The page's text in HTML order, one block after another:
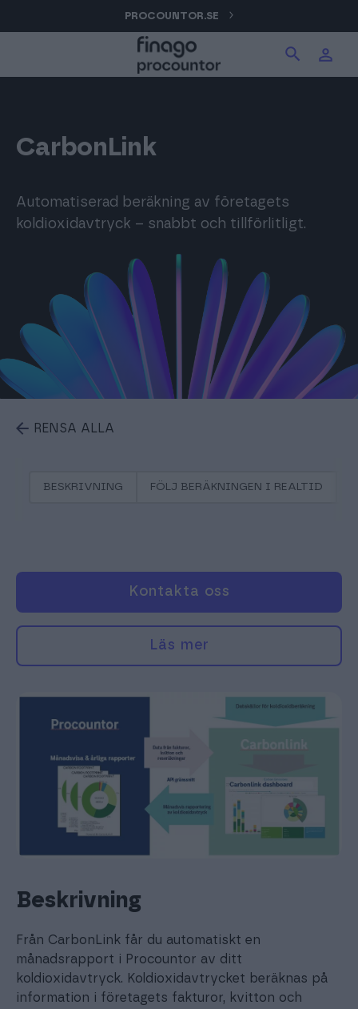
till
PROCOUNTOR.SE
CarbonLink
Automatiserad beräkning av företagets
koldioxidavtryck – snabbt och tillförlitligt.
RENSA ALLA
BESKRIVNING FÖLJ BERÄKNINGEN I REALTID
Kontakta oss
Läs mer
Beskrivning
Från CarbonLink får du automatiskt en
månadsrapport i Procountor av ditt
koldioxidavtryck. Koldioxidavtrycket beräknas på
information i företagets fakturor, kvitton och
Signatur
Fakturering (Isolta)
Utlägg (eTasku)